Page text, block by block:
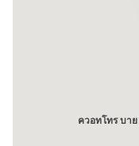
ควอทโทร บา